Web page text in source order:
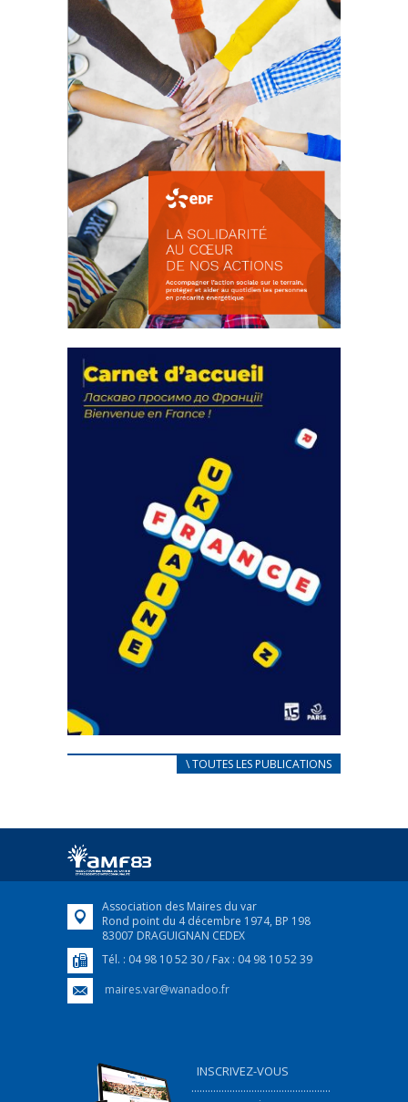
FEUILLETER
actions
18 septembre 2023
FEUILLETER
CARNET D’ACCUEIL
Afin d’accompagner au mieux les réfugiés
FEUILLETER
\ TOUTES LES PUBLICATIONS
Association des Maires du var
Rond point du 4 décembre 1974, BP 198
83007 DRAGUIGNAN CEDEX
Tél. : 04 98 10 52 30 / Fax : 04 98 10 52 39
maires.var@wanadoo.fr
INSCRIVEZ-VOUS
...................................................